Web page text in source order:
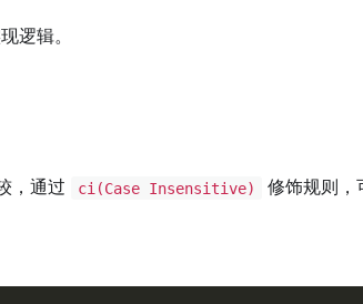
逻辑。
，通过 ci(Case Insensitive) 修饰规则，